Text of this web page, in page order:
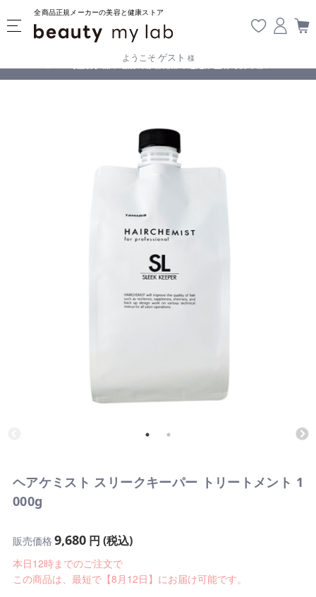
全商品正規メーカーの美容と健康ストア
ようこそ ゲスト 様
【重要】熊本地震の影響により遅延が生じております
ヘアケミスト スリークキーパー トリートメント 1
000g
販売価格 9,680円 (税込)
本日12時までのご注文で
この商品は、最短で【8月12日】にお届け可能です。